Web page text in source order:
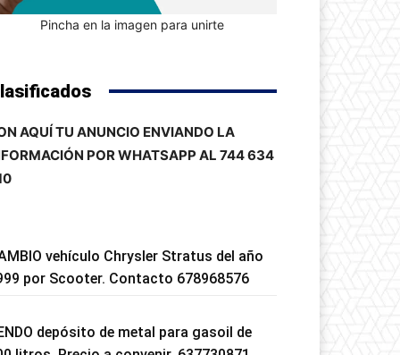
Pincha en la imagen para unirte
AQUÍ TU ANUNCIO ENVIANDO LA
POR WHATSAPP AL 744 634
vehículo Chrysler Stratus del año
por Scooter. Contacto 678968576
depósito de metal para gasoil de